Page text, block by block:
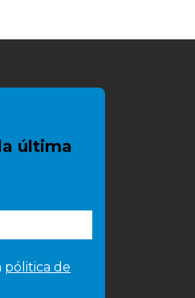
última
pólitica de